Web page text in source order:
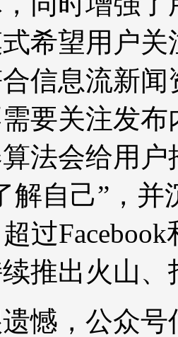
希望用户
信息流新
要关注发
法会给用
解自己”，
过
推出火山
憾，公众